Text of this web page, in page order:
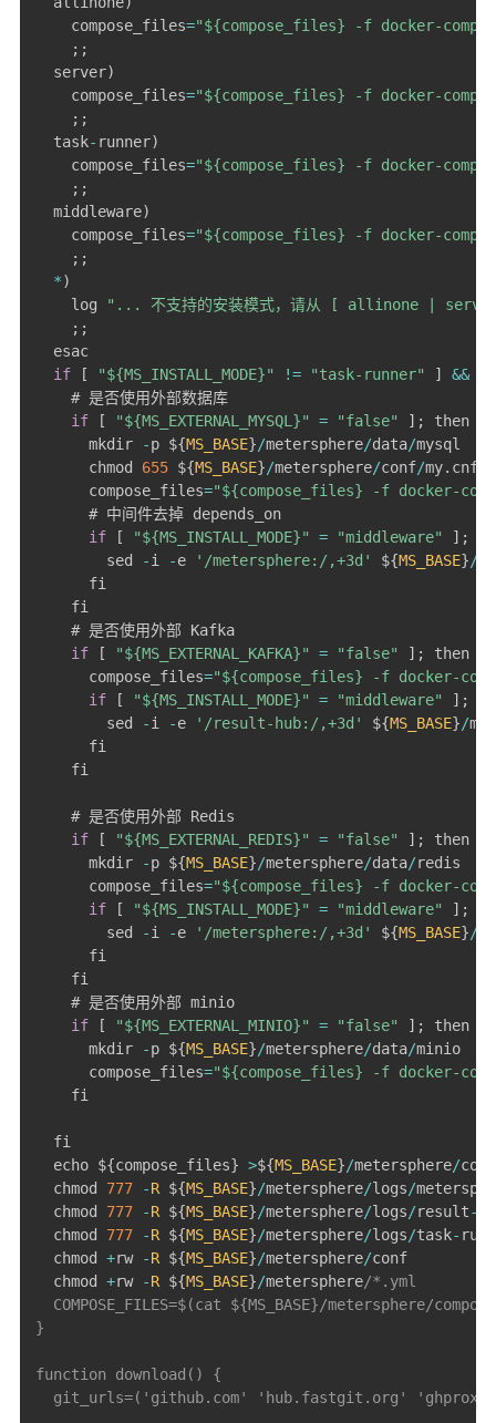
    compose_files
="${compose_files} -f docker-
; ;
  server
)
    compose_files
="${compose_files} -f docker-
; ;
  task
- runner)
    compose_files
="${compose_files} -f docker-
; ;
  middleware
)
    compose_files
="${compose_files} -f docker-
; ;
*)
    log
"... 不支持的安装模式，请从 [ allinone |
; ;
  esac
if
[ "${MS_INSTALL_MODE}" != "task-runner" ] &&
    # 是否使用外部数据库
if
[ "${MS_EXTERNAL_MYSQL}" = "false" ] ;
then
      mkdir
-p ${MS_BASE}/metersphere/data/mysql
      chmod
655 ${MS_BASE}/metersphere/conf/my. cnf
      compose_files
="${compose_files} -f docker-
      # 中间件去掉 depends_on
if
[ "${MS_INSTALL_MODE}" = "middleware" ] ;
        sed
-i -e '/metersphere:/,+3d' ${MS_BASE}/
      fi
    fi
    # 是否使用外部 Kafka
if
[ "${MS_EXTERNAL_KAFKA}" = "false" ] ;
then
      compose_files
="${compose_files} -f docker-
if
[ "${MS_INSTALL_MODE}" = "middleware" ] ;
        sed
-i -e '/result-hub:/,+3d' ${MS_BASE}/
      fi
    fi
    # 是否使用外部 Redis
if
[ "${MS_EXTERNAL_REDIS}" = "false" ] ;
then
      mkdir
-p ${MS_BASE}/metersphere/data/redis
      compose_files
="${compose_files} -f docker-
if
[ "${MS_INSTALL_MODE}" = "middleware" ] ;
        sed
-i -e '/metersphere:/,+3d' ${MS_BASE}/
      fi
    fi
    # 是否使用外部 minio
if
[ "${MS_EXTERNAL_MINIO}" = "false" ] ;
then
      mkdir
-p ${MS_BASE}/metersphere/data/minio
      compose_files
="${compose_files} -f docker-
    fi
  fi
  echo $
{compose_files} >${MS_BASE}/metersphere/
  chmod
777 -R ${MS_BASE}/metersphere/logs/
  chmod
777 -R ${MS_BASE}/metersphere/logs/result-
  chmod
777 -R ${MS_BASE}/metersphere/logs/task-
  chmod
+rw -R ${MS_BASE}/metersphere/conf
  chmod
+rw -R ${MS_BASE}/metersphere/*.yml
COMPOSE_FILES=$(cat ${MS_BASE}/metersphere/
}
function download() {
git_urls=('github.com' 'hub.fastgit.org'